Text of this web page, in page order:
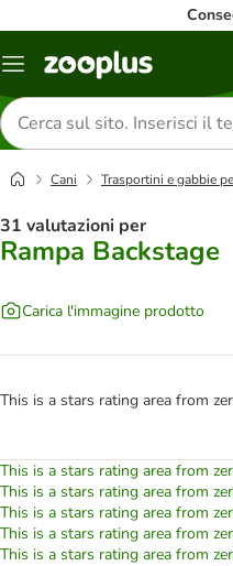
Overview
Cerca
prodotti
Cani Trasportini e gabbie
31 valutazioni per
Rampa Backstage
Carica l'immagine prodotto
This is a stars rating area from
This is a stars rating area from
This is a stars rating area from
This is a stars rating area from
This is a stars rating area from
This is a stars rating area from